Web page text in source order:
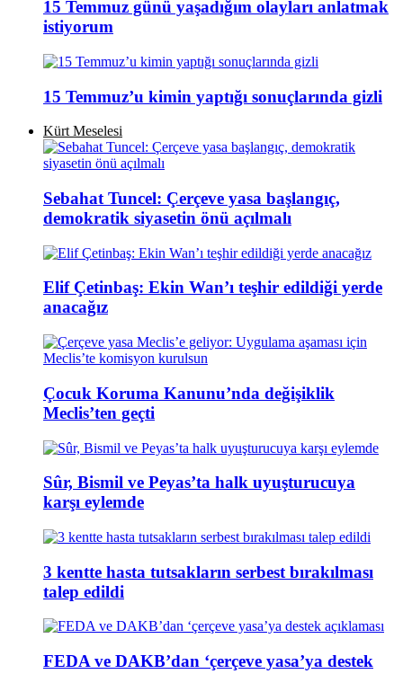
15 Temmuz günü yaşadığım olayları anlatmak
istiyorum
15 Temmuz’u kimin yaptığı sonuçlarında gizli
Kürt Meselesi
Sebahat Tuncel: Çerçeve yasa başlangıç,
demokratik siyasetin önü açılmalı
Elif Çetinbaş: Ekin Wan’ı teşhir edildiği yerde
anacağız
Çocuk Koruma Kanunu’nda değişiklik
Meclis’ten geçti
Sûr, Bismil ve Peyas’ta halk uyuşturucuya
karşı eylemde
3 kentte hasta tutsakların serbest bırakılması
talep edildi
FEDA ve DAKB’dan ‘çerçeve yasa’ya destek